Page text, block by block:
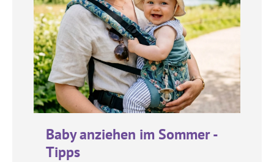
Baby anziehen im Sommer -
Tipps